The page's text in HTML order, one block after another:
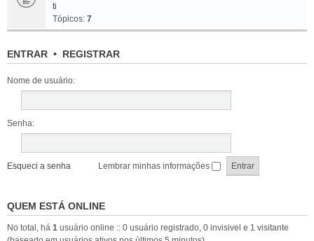
ti
Tópicos: 7
ENTRAR • REGISTRAR
Nome de usuário:
Senha:
Esqueci a senha Lembrar minhas informações
QUEM ESTÁ ONLINE
No total, há 1 usuário online :: 0 usuário registrado, 0 invisivel e 1 visitante